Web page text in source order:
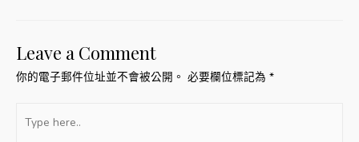
覽
Leave a Comment
你的電子郵件位址並不會被公開。 必要欄位標記為 *
here..